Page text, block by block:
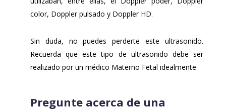
color, Doppler pulsado y Doppler HD.
Sin duda, no puedes perderte este ultrasonido.
Recuerda que este tipo de ultrasonido debe ser
realizado por un médico Materno Fetal idealmente.
Pregunte acerca de una